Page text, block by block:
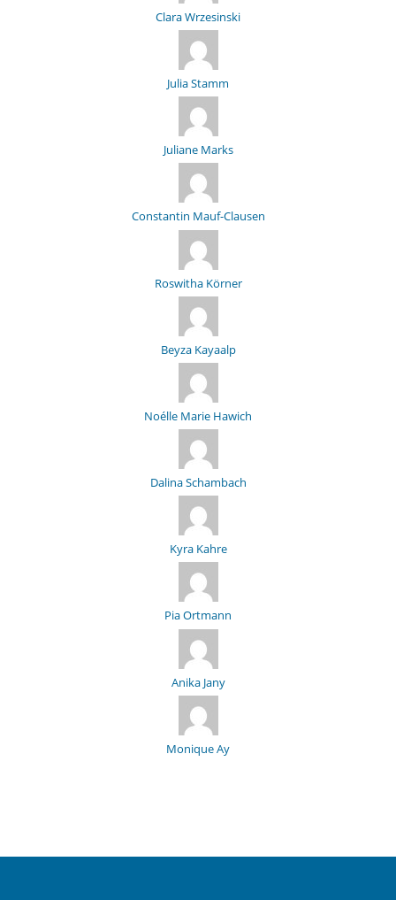
Clara Wrzesinski
Julia Stamm
Juliane Marks
Constantin Mauf-Clausen
Roswitha Körner
Beyza Kayaalp
Noélle Marie Hawich
Dalina Schambach
Kyra Kahre
Pia Ortmann
Anika Jany
Monique Ay